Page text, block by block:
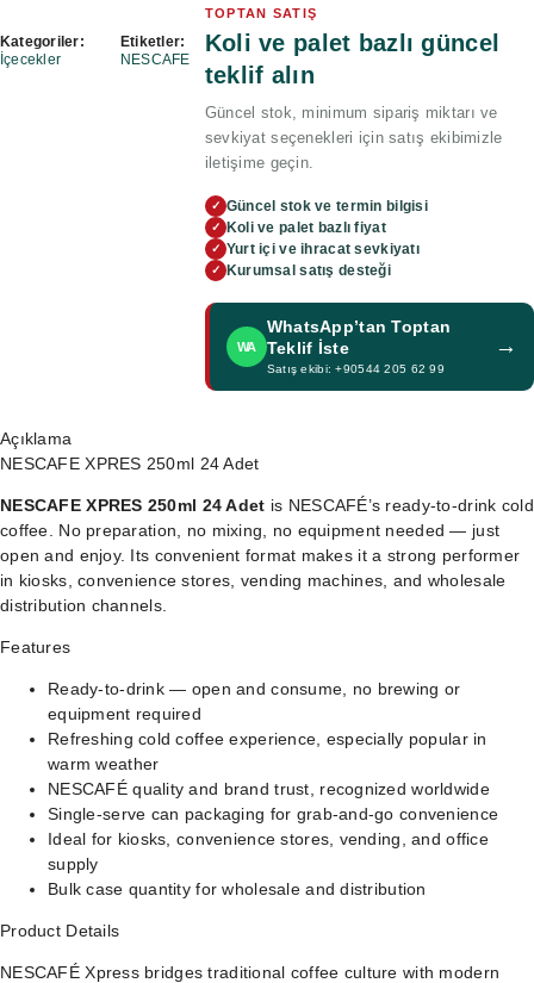
Kategoriler:
İçecekler
Etiketler:
NESCAFE
TOPTAN SATIŞ
Koli ve palet bazlı güncel
teklif alın
Güncel stok, minimum sipariş miktarı ve
sevkiyat seçenekleri için satış ekibimizle
iletişime geçin.
✓ Güncel stok ve termin bilgisi
✓ Koli ve palet bazlı fiyat
✓ Yurt içi ve ihracat sevkiyatı
✓ Kurumsal satış desteği
WA
WhatsApp’tan Toptan
Teklif İste
Satış ekibi: +90544 205 62 99
→
Açıklama
NESCAFE XPRES 250ml 24 Adet
NESCAFE XPRES 250ml 24 Adet is NESCAFÉ’s ready-to-drink cold
coffee. No preparation, no mixing, no equipment needed — just
open and enjoy. Its convenient format makes it a strong performer
in kiosks, convenience stores, vending machines, and wholesale
distribution channels.
Features
Ready-to-drink — open and consume, no brewing or
equipment required
Refreshing cold coffee experience, especially popular in
warm weather
NESCAFÉ quality and brand trust, recognized worldwide
Single-serve can packaging for grab-and-go convenience
Ideal for kiosks, convenience stores, vending, and office
supply
Bulk case quantity for wholesale and distribution
Product Details
NESCAFÉ Xpress bridges traditional coffee culture with modern